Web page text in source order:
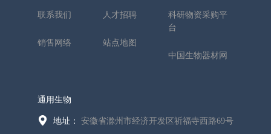
联系我们
销售网络
人才招聘
站点地图
科研物资采购平
台
中国生物器材网
通用生物
地址： 安徽省滁州市经济开发区祈福寺西路69号